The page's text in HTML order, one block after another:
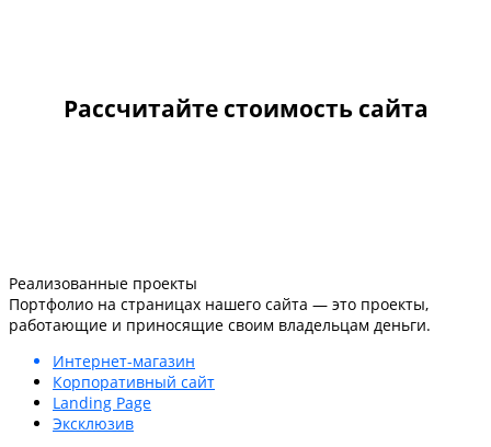
Рассчитайте стоимость сайта
Реализованные проекты
Портфолио на страницах нашего сайта — это проекты,
работающие и приносящие своим владельцам деньги.
Интернет-магазин
Корпоративный сайт
Landing Page
Эксклюзив